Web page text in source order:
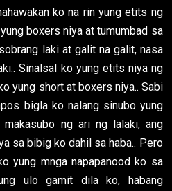
ko na rin yung etits ng
boxers niya at tumumbad sa
laki at galit na galit, nasa
Sinalsal ko yung etits niya ng
yung short at boxers niya.. Sabi
bigla ko nalang sinubo yung
ng ari ng lalaki, ang
sa bibig ko dahil sa haba.. Pero
yung mnga napapanood ko sa
ulo gamit dila ko, habang